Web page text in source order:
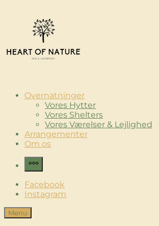
content
Heart of Nature
Luksus Glamping & Spaoplevelse
Overnatninger
Vores Hytter
Vores Shelters
Vores Værelser & Lejlighed
Arrangementer
Om os
More
Facebook
Instagram
Menu